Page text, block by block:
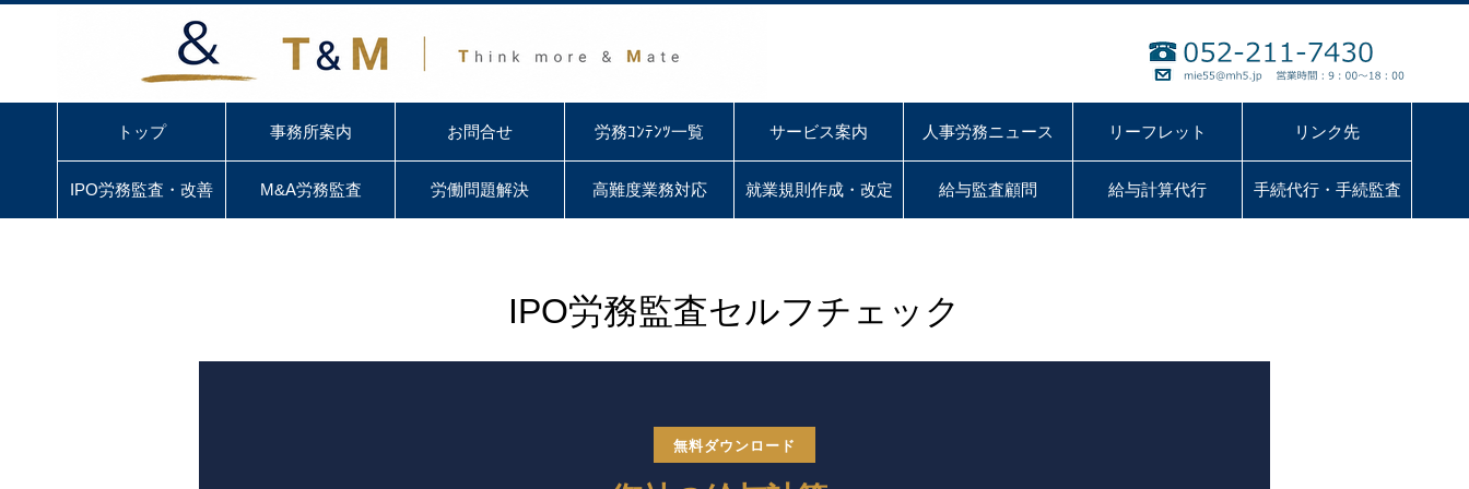
トップ 事務所案内 お問合せ 労務ｺﾝﾃﾝﾂ一覧 サービス案内 人事労務ニュース リーフレット リンク先
IPO労務監査・改善 M&A労務監査 労働問題解決 高難度業務対応 就業規則作成・改定 給与監査顧問 給与計算代行 手続代行・手続監査
IPO労務監査セルフチェック
無料ダウンロード